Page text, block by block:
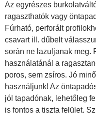
Az egyrészes
ragaszthatók vagy
Fúrható, perforált
csavart ill. dűbelt
során ne lazuljanak meg.
használatánál a
poros, sem zsíros. Jó
használjunk! Az
jól tapadónak, lehetőleg
is fontos a tiszta felület.